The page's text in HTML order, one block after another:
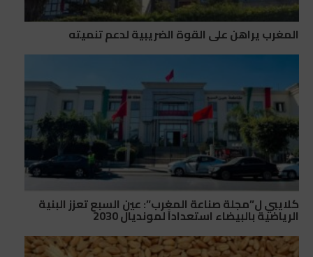
المغرب يراهن على القوة الضريبية لدعم تنميته
كلايبي ل”مجلة صناعة المغرب”: عين السبع تعزز البنية
الرياضية بالبيضاء استعداداً لمونديال 2030